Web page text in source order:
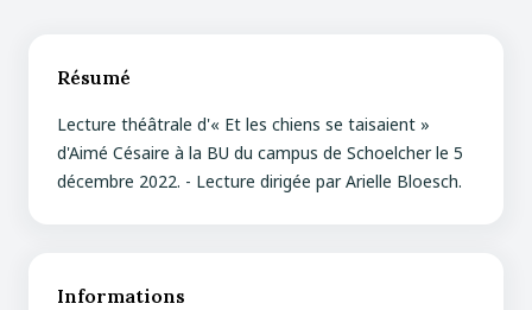
Résumé
Lecture théâtrale d'« Et les chiens se taisaient »
d'Aimé Césaire à la BU du campus de Schoelcher le 5
décembre 2022. - Lecture dirigée par Arielle Bloesch.
Informations